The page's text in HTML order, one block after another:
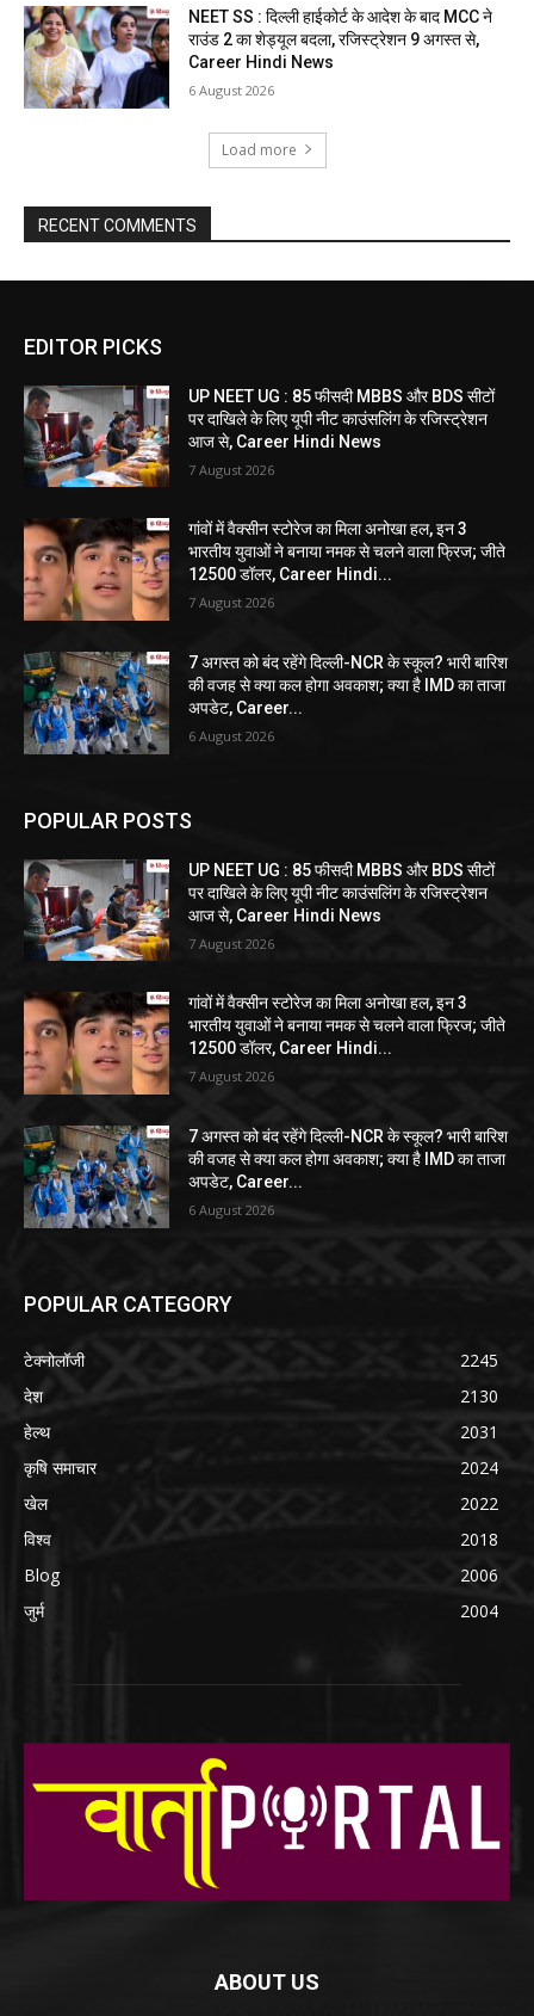
NEET SS : दिल्ली हाईकोर्ट के आदेश के बाद MCC ने
राउंड 2 का शेड्यूल बदला, रजिस्ट्रेशन 9 अगस्त से,
Career Hindi News
6 August 2026
Load more
RECENT COMMENTS
EDITOR PICKS
UP NEET UG : 85 फीसदी MBBS और BDS सीटों
पर दाखिले के लिए यूपी नीट काउंसलिंग के रजिस्ट्रेशन
आज से, Career Hindi News
7 August 2026
गांवों में वैक्सीन स्टोरेज का मिला अनोखा हल, इन 3
भारतीय युवाओं ने बनाया नमक से चलने वाला फ्रिज; जीते
12500 डॉलर, Career Hindi...
7 August 2026
7 अगस्त को बंद रहेंगे दिल्ली-NCR के स्कूल? भारी बारिश
की वजह से क्या कल होगा अवकाश; क्या है IMD का ताजा
अपडेट, Career...
6 August 2026
POPULAR POSTS
UP NEET UG : 85 फीसदी MBBS और BDS सीटों
पर दाखिले के लिए यूपी नीट काउंसलिंग के रजिस्ट्रेशन
आज से, Career Hindi News
7 August 2026
गांवों में वैक्सीन स्टोरेज का मिला अनोखा हल, इन 3
भारतीय युवाओं ने बनाया नमक से चलने वाला फ्रिज; जीते
12500 डॉलर, Career Hindi...
7 August 2026
7 अगस्त को बंद रहेंगे दिल्ली-NCR के स्कूल? भारी बारिश
की वजह से क्या कल होगा अवकाश; क्या है IMD का ताजा
अपडेट, Career...
6 August 2026
POPULAR CATEGORY
टेक्नोलॉजी
2245
देश
2130
हेल्थ
2031
कृषि समाचार
2024
खेल
2022
विश्व
2018
Blog
2006
जुर्म
2004
ABOUT US